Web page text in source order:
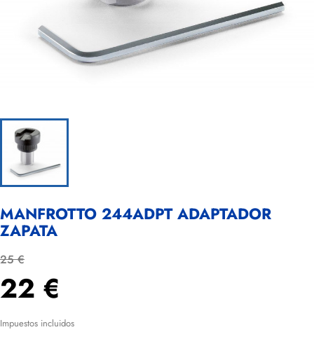
MANFROTTO 244ADPT ADAPTADOR
ZAPATA
25 €
22 €
Impuestos incluidos